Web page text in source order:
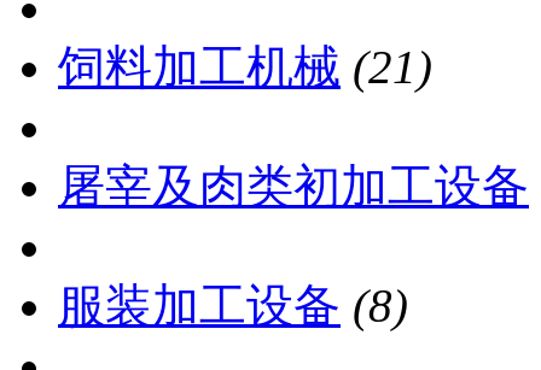
饲料加工机械 (21)
屠宰及肉类初加工设备
服装加工设备 (8)